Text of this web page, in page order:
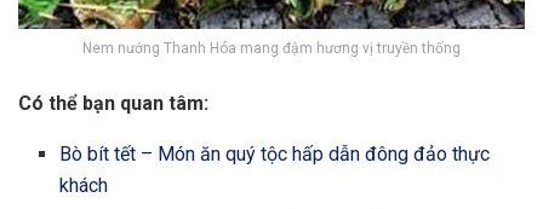
Nem nướng Thanh Hóa mang đậm hương vị truyền thống
Có thể bạn quan tâm:
Bò bít tết – Món ăn quý tộc hấp dẫn đông đảo thực
khách